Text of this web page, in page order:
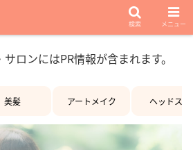
ロンにはPR情報が含まれます。
美髪 アートメイク ヘッドスパ
検索 メニュー